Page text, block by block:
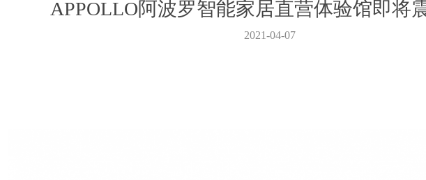
APPOLLO阿波罗智能家居直营体验馆即将
2021-04-07